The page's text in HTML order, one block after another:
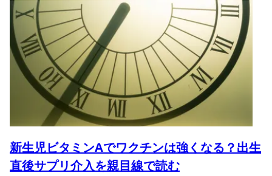
新生児ビタミンAでワクチンは強くなる？出生
直後サプリ介入を親目線で読む